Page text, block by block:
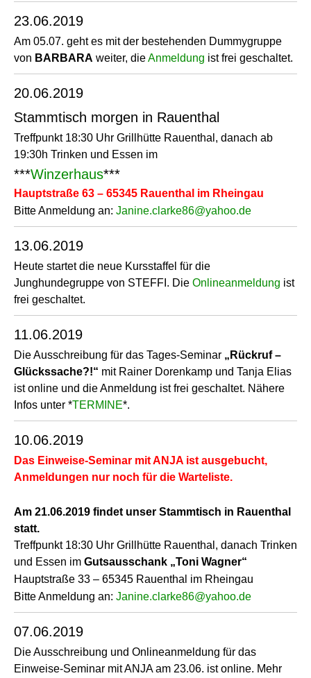
23.06.2019
Am 05.07. geht es mit der bestehenden Dummygruppe
von BARBARA weiter, dieAnmeldung ist frei geschaltet.
20.06.2019
Stammtisch morgen in Rauenthal
Treffpunkt 18:30 Uhr Grillhütte Rauenthal, danach ab
19:30h Trinken und Essen im
***Winzerhaus***
Hauptstraße 63 – 65345 Rauenthal im Rheingau
Bitte Anmeldung an: Janine.clarke86@yahoo.de
13.06.2019
Heute startet die neue Kursstaffel für die
Junghundegruppe von STEFFI. Die Onlineanmeldung ist
frei geschaltet.
11.06.2019
Die Ausschreibung für das Tages-Seminar „Rückruf –
Glückssache?!“ mit Rainer Dorenkamp und Tanja Elias
ist online und die Anmeldung ist frei geschaltet. Nähere
Infos unter *TERMINE*.
10.06.2019
Das Einweise-Seminar mit ANJA ist ausgebucht,
Anmeldungen nur noch für die Warteliste.
Am 21.06.2019 findet unser Stammtisch in Rauenthal
statt.
Treffpunkt 18:30 Uhr Grillhütte Rauenthal, danach Trinken
und Essen im Gutsausschank „Toni Wagner“
Hauptstraße 33 – 65345 Rauenthal im Rheingau
Bitte Anmeldung an: Janine.clarke86@yahoo.de
07.06.2019
Die Ausschreibung und Onlineanmeldung für das
Einweise-Seminar mit ANJA am 23.06. ist online. Mehr